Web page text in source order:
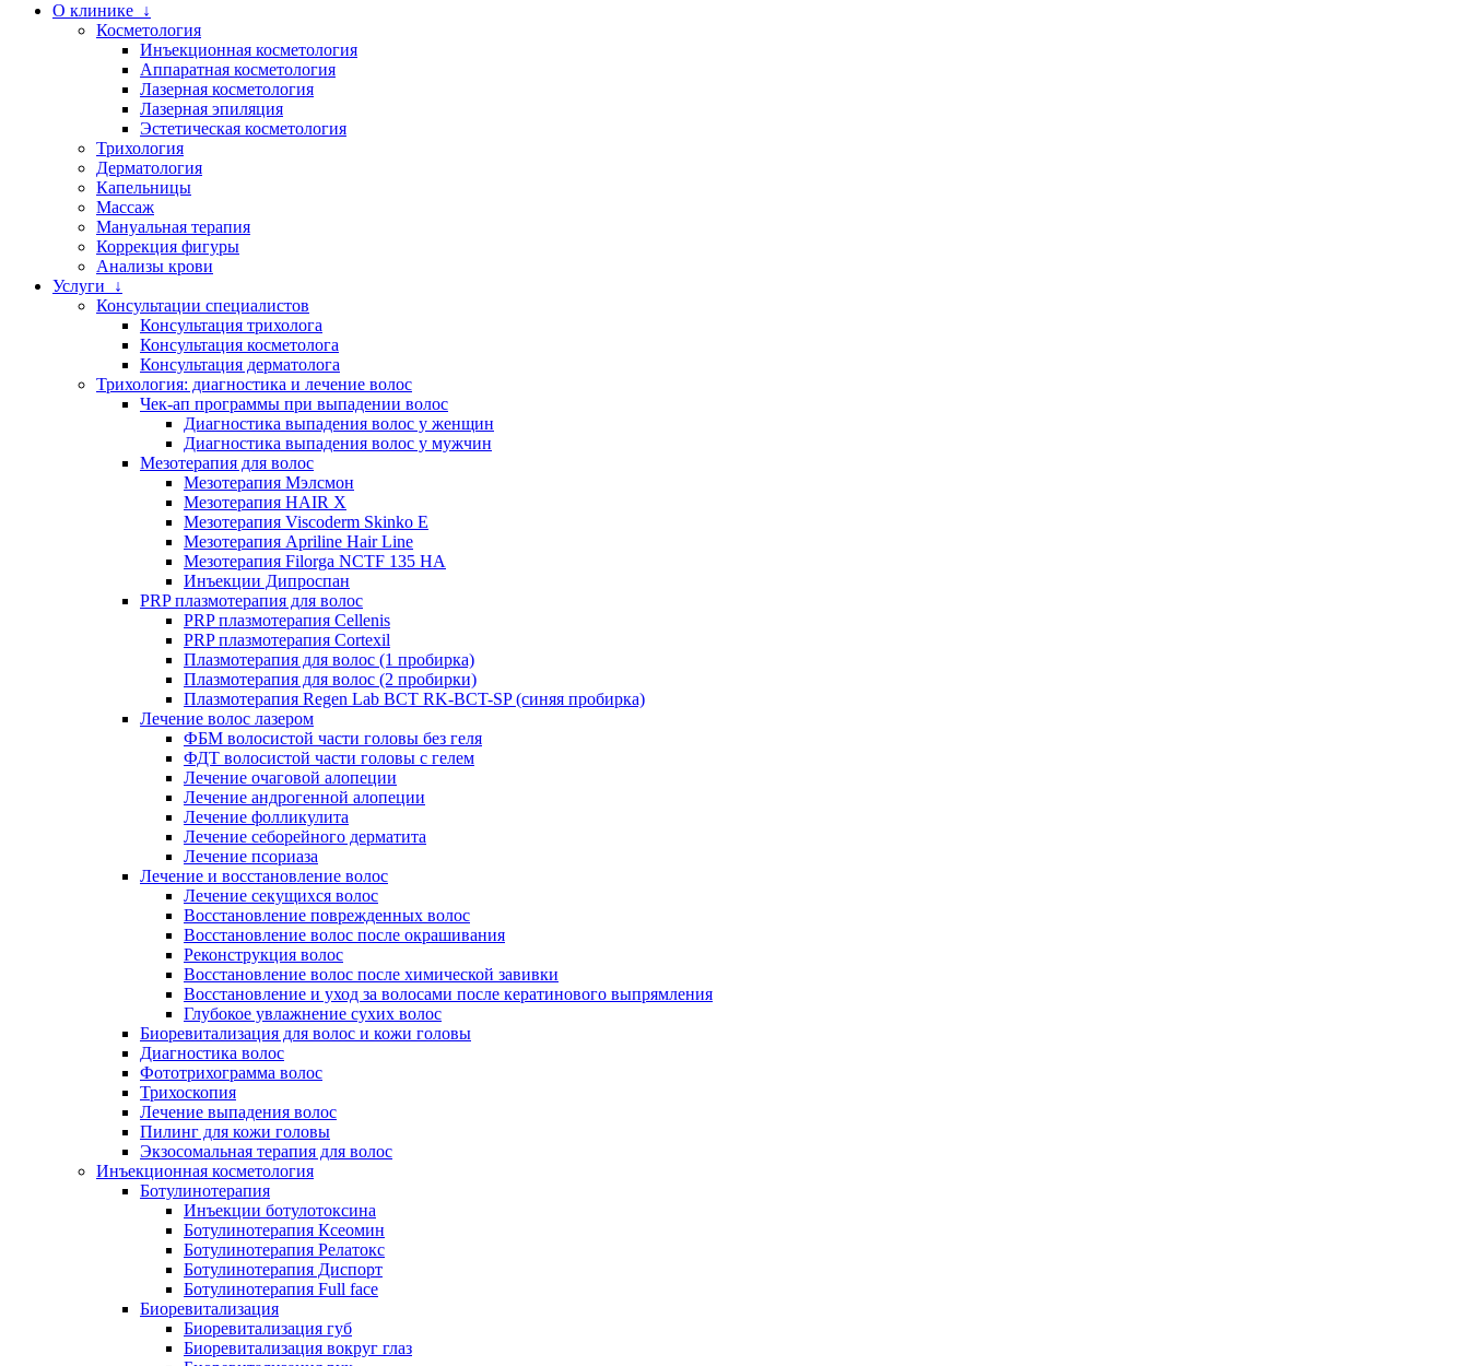
О клинике ↓
Косметология
Инъекционная косметология
Аппаратная косметология
Лазерная косметология
Лазерная эпиляция
Эстетическая косметология
Трихология
Дерматология
Капельницы
Массаж
Мануальная терапия
Коррекция фигуры
Анализы крови
Услуги ↓
Консультации специалистов
Консультация трихолога
Консультация косметолога
Консультация дерматолога
Трихология: диагностика и лечение волос
Чек-ап программы при выпадении волос
Диагностика выпадения волос у женщин
Диагностика выпадения волос у мужчин
Мезотерапия для волос
Мезотерапия Мэлсмон
Мезотерапия HAIR X
Мезотерапия Viscoderm Skinko E
Мезотерапия Apriline Hair Line
Мезотерапия Filorga NCTF 135 HA
Инъекции Дипроспан
PRP плазмотерапия для волос
PRP плазмотерапия Cellenis
PRP плазмотерапия Cortexil
Плазмотерапия для волос (1 пробирка)
Плазмотерапия для волос (2 пробирки)
Плазмотерапия Regen Lab BCT RK-BCT-SP (синяя пробирка)
Лечение волос лазером
ФБМ волосистой части головы без геля
ФДТ волосистой части головы с гелем
Лечение очаговой алопеции
Лечение андрогенной алопеции
Лечение фолликулита
Лечение себорейного дерматита
Лечение псориаза
Лечение и восстановление волос
Лечение секущихся волос
Восстановление поврежденных волос
Восстановление волос после окрашивания
Реконструкция волос
Восстановление волос после химической завивки
Восстановление и уход за волосами после кератинового выпрямления
Глубокое увлажнение сухих волос
Биоревитализация для волос и кожи головы
Диагностика волос
Фототрихограмма волос
Трихоскопия
Лечение выпадения волос
Пилинг для кожи головы
Экзосомальная терапия для волос
Инъекционная косметология
Ботулинотерапия
Инъекции ботулотоксина
Ботулинотерапия Ксеомин
Ботулинотерапия Релатокс
Ботулинотерапия Диспорт
Ботулинотерапия Full face
Биоревитализация
Биоревитализация губ
Биоревитализация вокруг глаз